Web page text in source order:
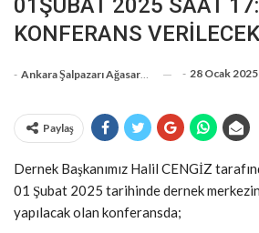
01ŞUBAT 2025 SAAT
KONFERANS
- Ankara Şalpazarı Ağasarlılar Eğitim Kültür Ve Dayanışma Derneği - 28 Ocak 2025
Paylaş
Dernek Başkanımız Halil CENGİZ
01 Şubat 2025 tarihinde dernek
yapılacak olan konferansda;